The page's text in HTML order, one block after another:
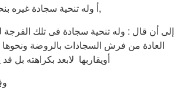
أ وله تنحية سجادة غيره بنحورجله والصلاةعليه فى محلها ولايرفعها ولو بغيريده لدخولها فى ضمانه,
إلى أن قال : وله تنحية سجادة فى تلك
العادة من فرش السجادات بالروضة
أويقاربها لابعد بكراهته